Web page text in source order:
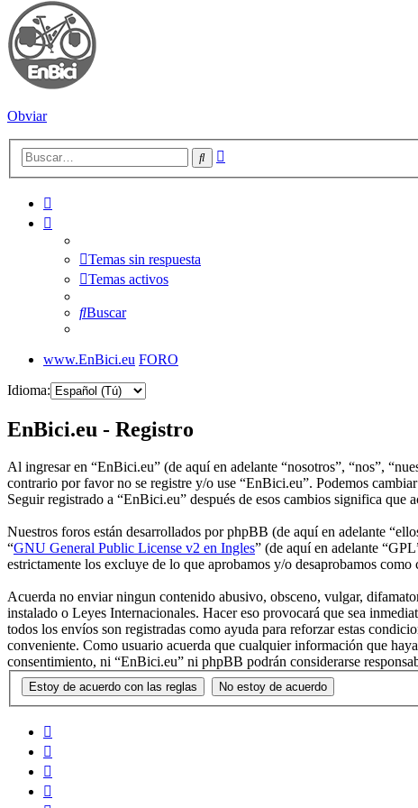
Obviar
Buscar
Temas sin respuesta
Temas activos
Buscar
www.EnBici.eu FORO
Idioma:
EnBici.eu - Registro
Al ingresar en “EnBici.eu” (de aquí en adelante “nosotros”, “nos”,
contrario por favor no se registre y/o use “EnBici.eu”. Podemos
Seguir registrado a “EnBici.eu” después de esos cambios significa
Nuestros foros están desarrollados por phpBB (de aquí en adelante
“GNU General Public License v2 en Ingles” (de aquí en adelante
estrictamente los excluye de lo que aprobamos y/o desaprobamos
Acuerda no enviar ningun contenido abusivo, obsceno, vulgar,
instalado o Leyes Internacionales. Hacer eso provocará que sea
todos los envíos son registradas como ayuda para reforzar estas
conveniente. Como usuario acuerda que cualquier información que
consentimiento, ni “EnBici.eu” ni phpBB podrán considerarse